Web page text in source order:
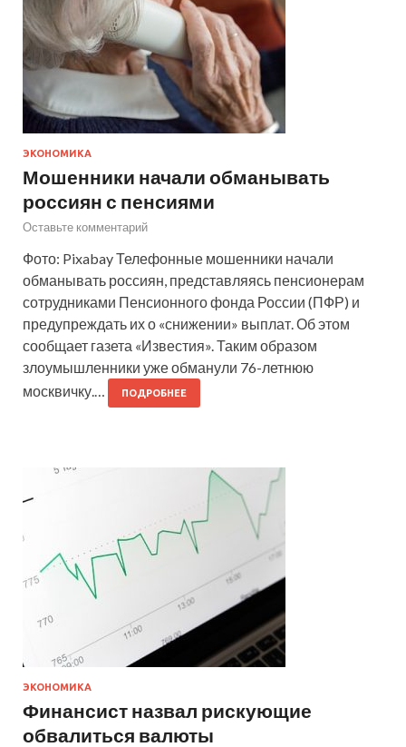
ЭКОНОМИКА
Мошенники начали обманывать
россиян с пенсиями
Оставьте комментарий
Фото: Pixabay Телефонные мошенники начали
обманывать россиян, представляясь пенсионерам
сотрудниками Пенсионного фонда России (ПФР) и
предупреждать их о «снижении» выплат. Об этом
сообщает газета «Известия». Таким образом
злоумышленники уже обманули 76-летнюю
москвичку.…
ПОДРОБНЕЕ
ЭКОНОМИКА
Финансист назвал рискующие
обвалиться валюты